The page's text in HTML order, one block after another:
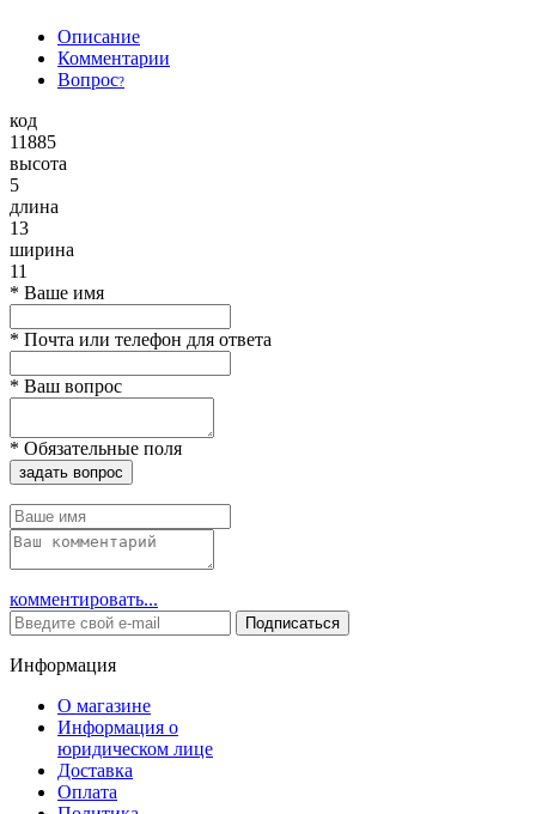
Описание
Комментарии
Вопрос?
код
11885
высота
5
длина
13
ширина
11
* Ваше имя
* Почта или телефон для ответа
* Ваш вопрос
* Обязательные поля
задать вопрос
комментировать...
Подписаться
Информация
О магазине
Информация о
юридическом лице
Доставка
Оплата